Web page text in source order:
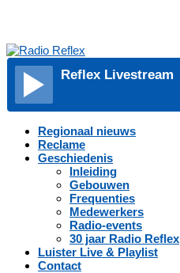
Reflex Livestream
Regionaal nieuws
Reclame
Geschiedenis
Inleiding
Gebouwen
Frequenties
Medewerkers
Radio-events
30 jaar Radio Reflex
Luister Live & Playlist
Contact